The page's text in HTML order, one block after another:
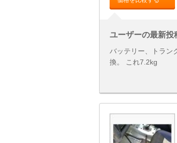
ユーザーの最新投
バッテリー、トラン
換。 これ7.2kg